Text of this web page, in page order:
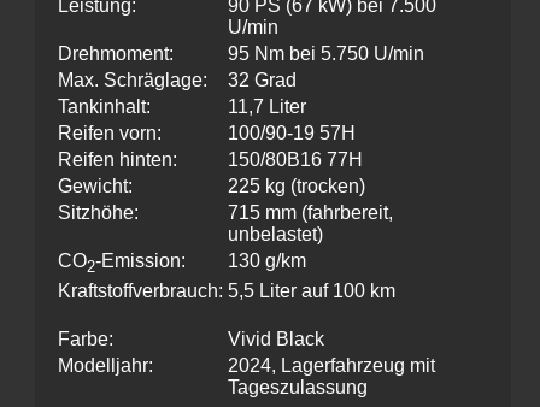
Leistung:
90 PS (67 kW) bei 7.500
U/min
Drehmoment:
95 Nm bei 5.750 U/min
Max. Schräglage:
32 Grad
Tankinhalt:
11,7 Liter
Reifen vorn:
100/90-19 57H
Reifen hinten:
150/80B16 77H
Gewicht:
225 kg (trocken)
Sitzhöhe:
715 mm (fahrbereit,
unbelastet)
CO2-Emission:
130 g/km
Kraftstoffverbrauch: 5,5 Liter auf 100 km
Farbe:
Vivid Black
Modelljahr:
2024, Lagerfahrzeug mit
Tageszulassung